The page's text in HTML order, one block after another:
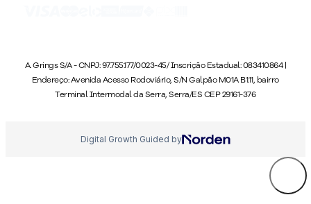
A. Grings S/A - CNPJ: 97.755.177/0023-45/ Inscrição Estadual: 083410864 |
Endereço: Avenida Acesso Rodoviário, S/N Galpão M01A B1.11, bairro
Terminal Intermodal da Serra, Serra/ES CEP 29161-376
Digital Growth Guided by